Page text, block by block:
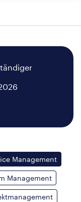
Management
Management